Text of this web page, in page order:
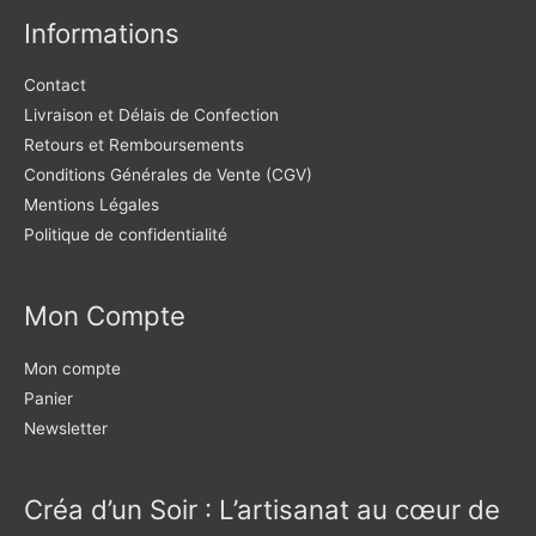
Informations
Contact
Livraison et Délais de Confection
Retours et Remboursements
Conditions Générales de Vente (CGV)
Mentions Légales
Politique de confidentialité
Mon Compte
Mon compte
Panier
Newsletter
Créa d’un Soir : L’artisanat au cœur de